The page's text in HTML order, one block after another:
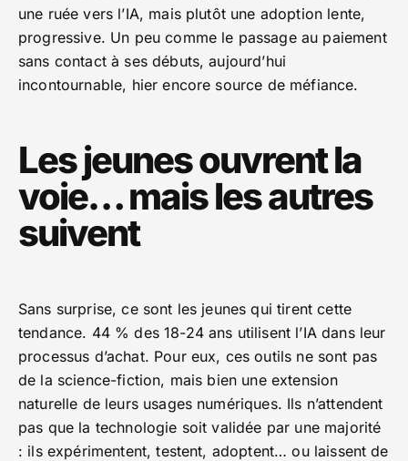
une ruée vers l’IA, mais plutôt une adoption lente,
progressive. Un peu comme le passage au paiement
sans contact à ses débuts, aujourd’hui
incontournable, hier encore source de méfiance.
Les jeunes ouvrent la
voie… mais les autres
suivent
Sans surprise, ce sont les jeunes qui tirent cette
tendance. 44 % des 18-24 ans utilisent l’IA dans leur
processus d’achat. Pour eux, ces outils ne sont pas
de la science-fiction, mais bien une extension
naturelle de leurs usages numériques. Ils n’attendent
pas que la technologie soit validée par une majorité
: ils expérimentent, testent, adoptent… ou laissent de